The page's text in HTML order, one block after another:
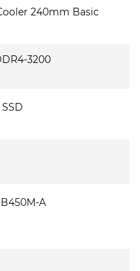
240mm Basic
3200
A